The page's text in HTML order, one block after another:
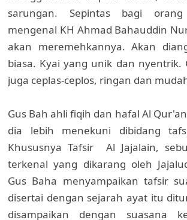
sarungan. Sepintas bagi
mengenal KH Ahmad Bahauddin
akan meremehkannya. Akan
biasa. Kyai yang unik dan nyentrik.
juga ceplas-ceplos, ringan dan
Gus Bah ahli fiqih dan hafal Al
dia lebih menekuni dibidang
Khususnya Tafsir Al Jajalain,
terkenal yang dikarang oleh
Gus Baha menyampaikan tafsir
disertai dengan sejarah ayat itu
disampaikan dengan suasana